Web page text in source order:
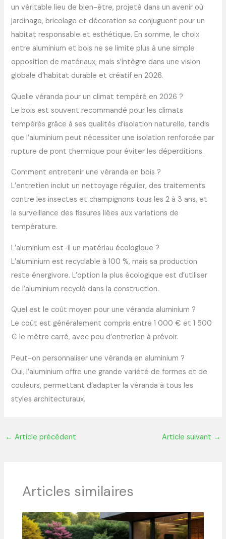
un véritable lieu de bien-être, projeté dans un avenir où
jardinage, bricolage et décoration se conjuguent pour un
habitat responsable et esthétique. En somme, le choix
entre aluminium et bois ne se limite plus à une simple
opposition de matériaux, mais s’intègre dans une vision
globale d’habitat durable et créatif en 2026.
Quelle véranda pour un climat tempéré en 2026 ?
Le bois est souvent recommandé pour les climats
tempérés grâce à ses qualités d’isolation naturelle, tandis
que l’aluminium peut nécessiter une isolation renforcée par
rupture de pont thermique pour éviter les déperditions.
Comment entretenir une véranda en bois ?
L’entretien inclut un nettoyage régulier, des traitements
contre les insectes et champignons tous les 2 à 3 ans, et
la surveillance des fissures liées aux variations de
température.
L’aluminium est-il un matériau écologique ?
L’aluminium est recyclable à 100 %, mais sa production
reste énergivore. L’option la plus écologique est d’utiliser
de l’aluminium recyclé dans la construction.
Quel est le coût moyen pour une véranda aluminium ?
Le coût est généralement compris entre 1 000 € et 1 500
€ le mètre carré, avec peu d’entretien à prévoir.
Peut-on personnaliser une véranda en aluminium ?
Oui, l’aluminium offre une grande variété de formes et de
couleurs, permettant d’adapter la véranda à tous les
styles architecturaux.
← Article précédent Article suivant →
Articles similaires